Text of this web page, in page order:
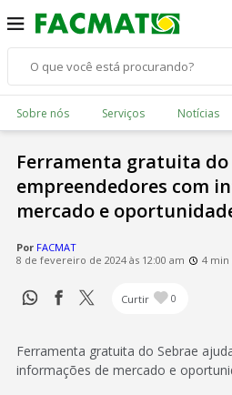
Sobre nós Serviços Notícias
Ferramenta gratuita do
empreendedores com
mercado e
Por FACMAT
8 de fevereiro de 2024 às 12:00 am
4 min
Curtir 0
Ferramenta gratuita do Sebrae
informações de mercado e